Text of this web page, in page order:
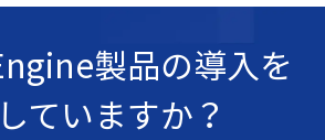
製品の導入を
ていますか？